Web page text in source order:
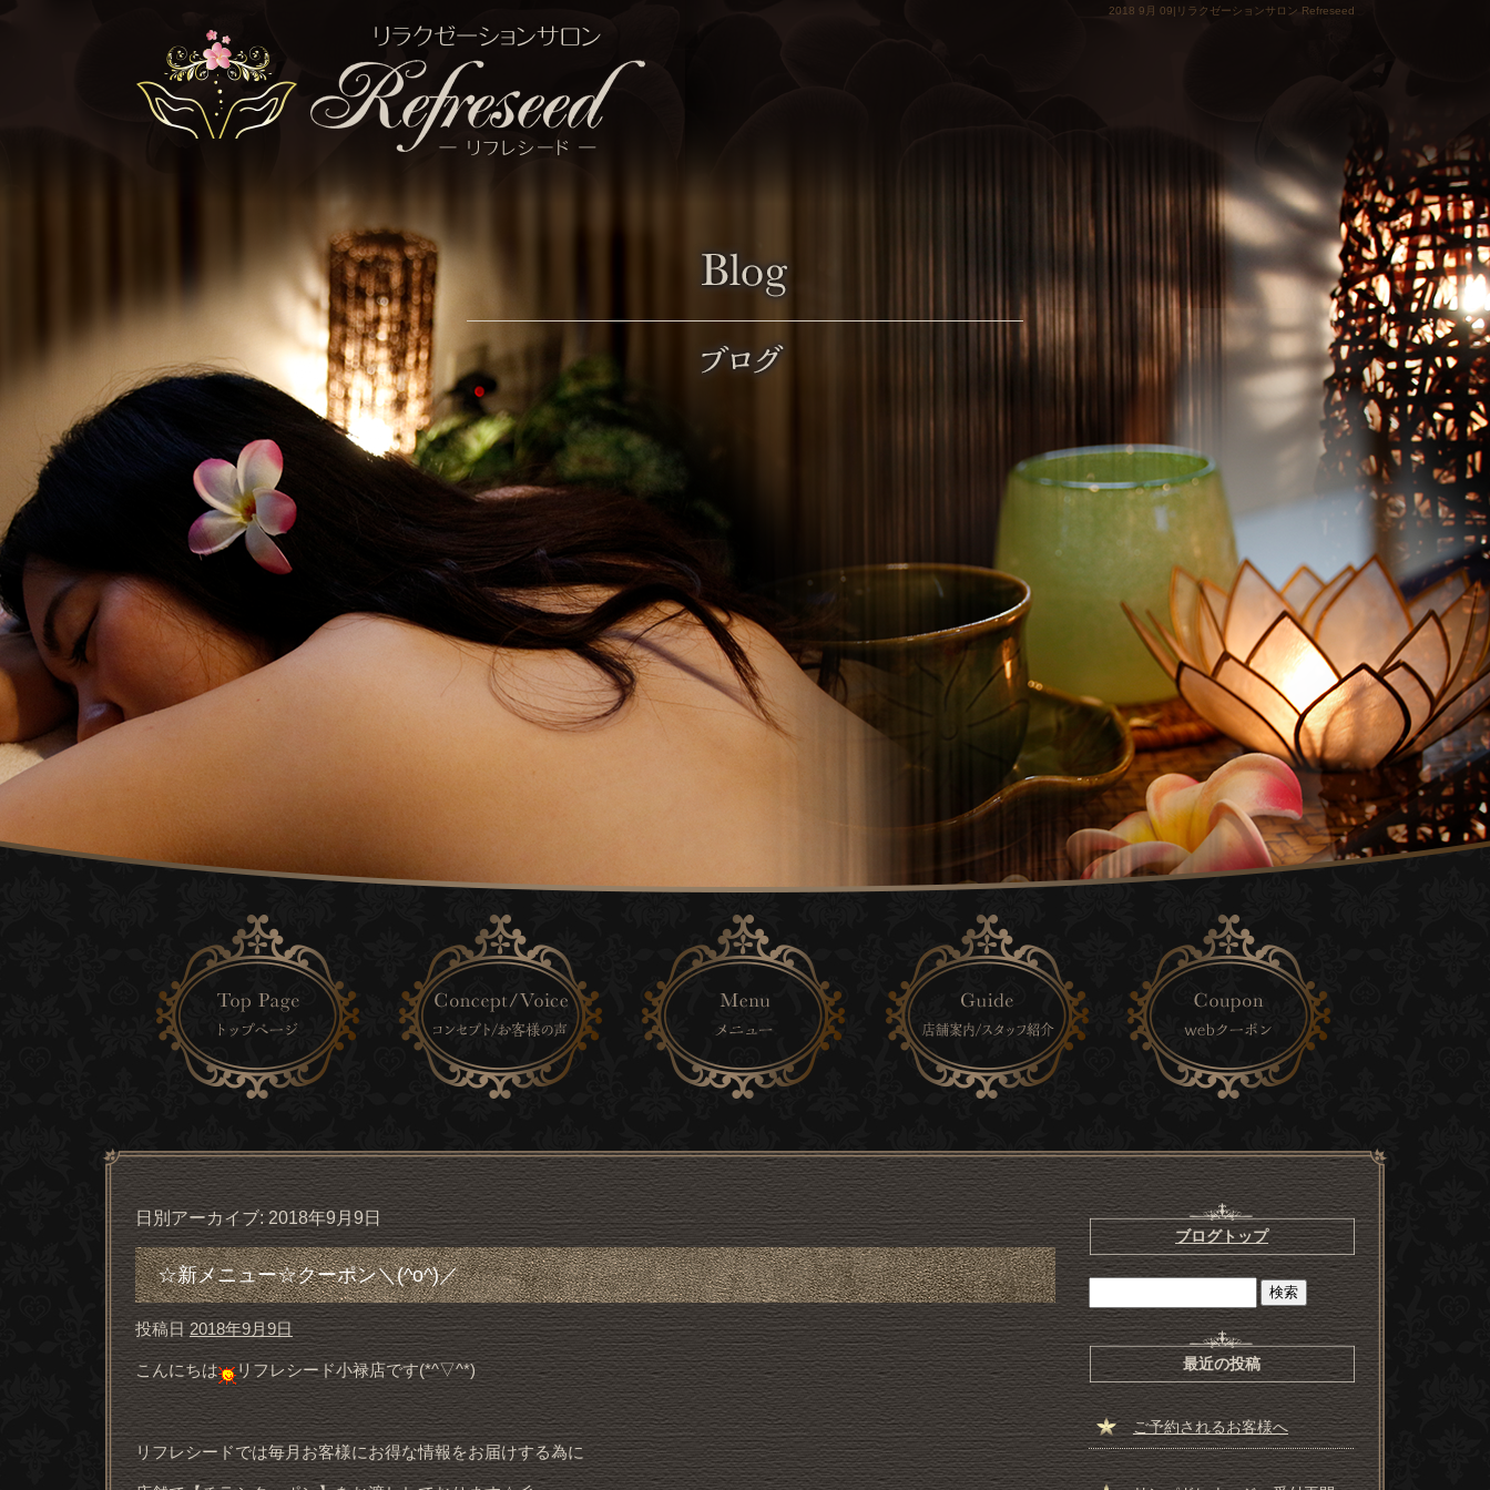
2018 9月 09|リラクゼーションサロン Refreseed
日別アーカイブ:2018年9月9日
☆新メニュー☆クーポン＼(^o^)／
投稿日 2018年9月9日
こんにちは リフレシード小禄店です(*^▽^*)
リフレシードでは毎月お客様にお得な情報をお届けする為に
ブログトップ
最近の投稿
ご予約されるお客様へ